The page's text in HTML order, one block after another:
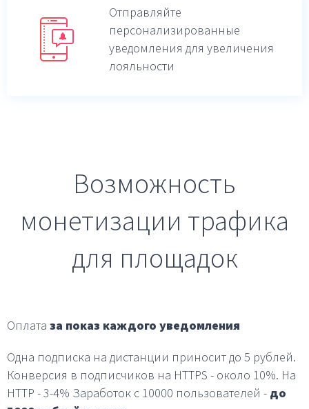
Отправляйте
персонализированные
уведомления для увеличения
лояльности
Возможность
монетизации трафика
для площадок
Оплата за показ каждого уведомления
Одна подписка на дистанции приносит до 5 рублей.
Конверсия в подписчиков на HTTPS - около 10%. На
HTTP - 3-4% Заработок с 10000 пользователей - до